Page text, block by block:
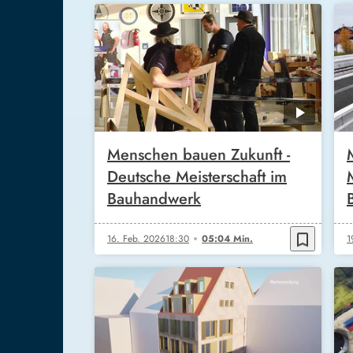
Menschen bauen Zukunft -
Deutsche Meisterschaft im
Bauhandwerk
16. Feb. 202618:30 05:04 Min. bookmark_border